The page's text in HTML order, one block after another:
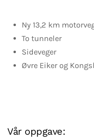
Ny 13,2 km
To tunneler
Sideveger
Øvre Eiker og
Vår oppgave: